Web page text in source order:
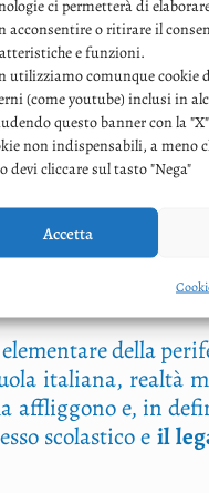
ci permetterà di
acconsentire o ritirare il
e funzioni.
utilizziamo comunque cookie
(come youtube) inclusi in
questo banner con la
non indispensabili, a meno
devi cliccare sul tasto "Nega"
Accetta
di lau­rea in
sco­la­sti­co
con­ti­nua e di
Abbia­mo
a fare di più e
del­la
ita­lia­na,
afflig­go­no e, in
sco­la­sti­co e il